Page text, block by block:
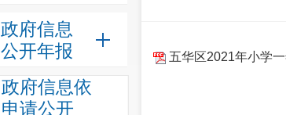
政府信息
公开年报
政府信息依
申请公开
五华区2021年小学